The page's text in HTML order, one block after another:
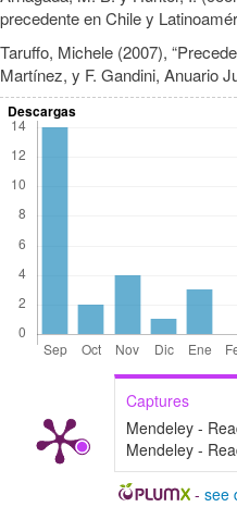
precedente en Chile y
Taruffo, Michele (2007),
Martínez, y F. Gandini, Anuario
Descargas
Captures
Mendeley -
Mendeley -
- see